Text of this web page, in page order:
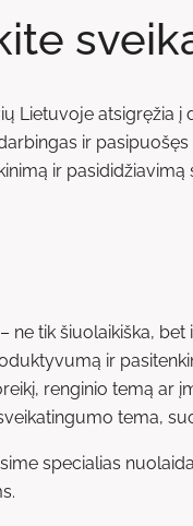
Lietuvoje atsigręžia
ir
ir
ne tik šiuolaikiška,
ir
renginio temą ar
tema,
specialias